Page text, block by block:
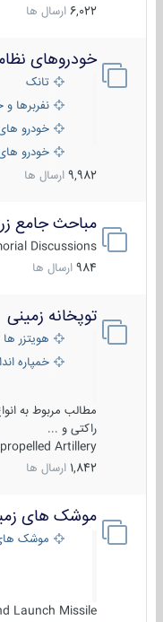
6,022 ارسال ها
خودروهای
تانک
نفربرها و
خودرو های
خودرو های
9,982 ارسال ها
مباحث جامع
Discussions
984 ارسال ها
توپخانه زمینی
هویتزر ها
خمپاره انداز
مطالب مربوط به
راکتی و ...
Artillery ...
1,842 ارسال ها
موشک های
موشک های
Launch Missile